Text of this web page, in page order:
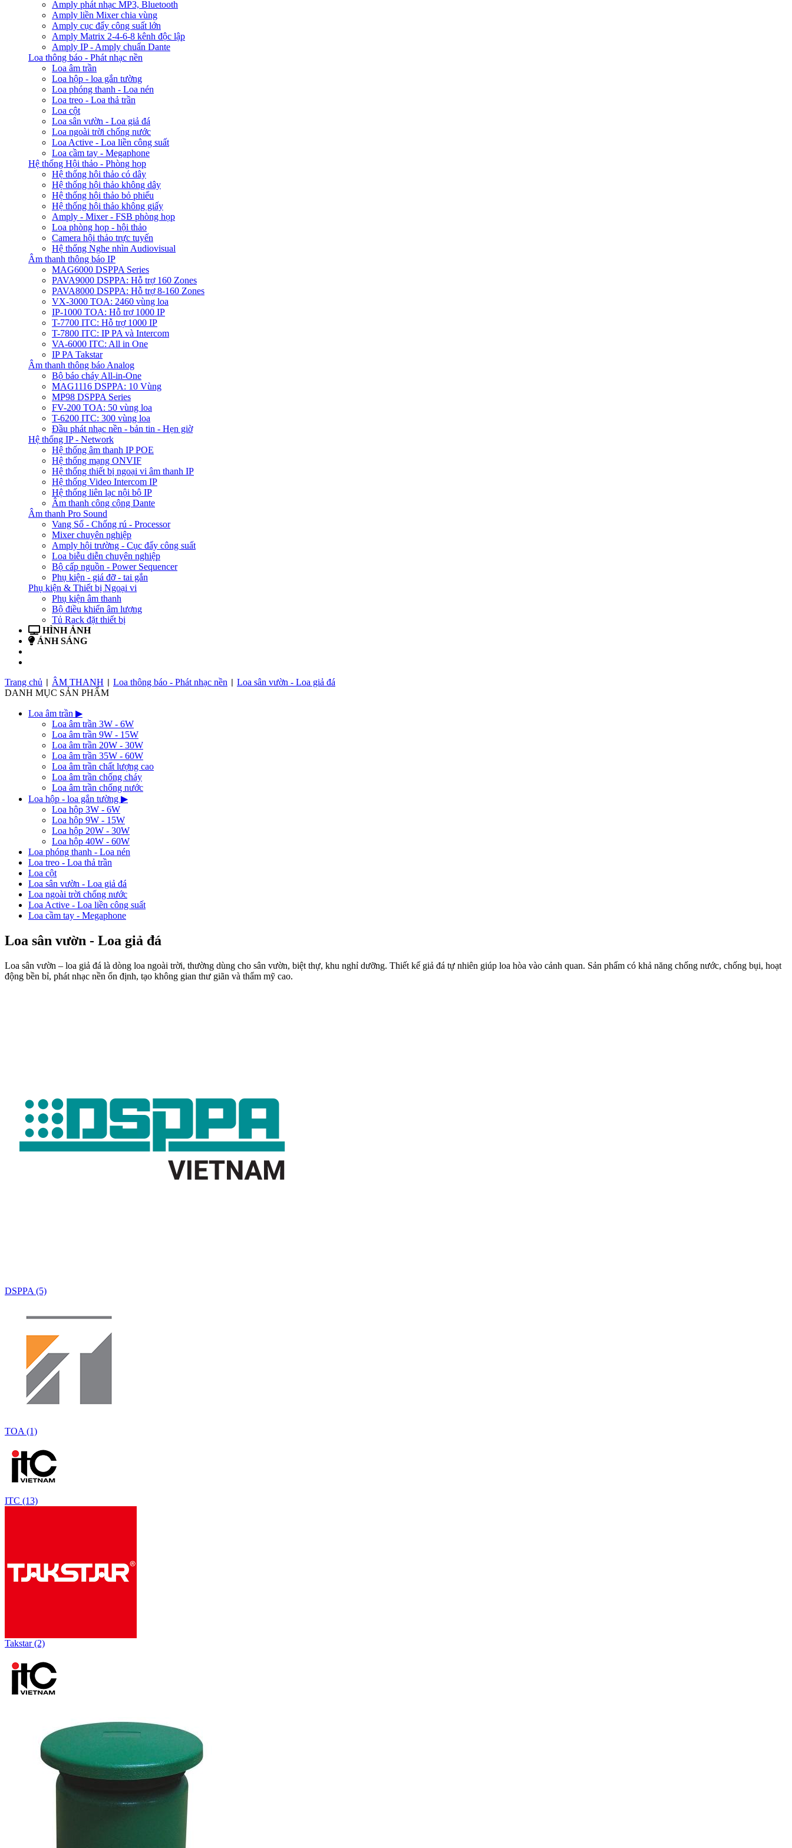
Amply phát nhạc MP3, Bluetooth
Amply liền Mixer chia vùng
Amply cục đẩy công suất lớn
Amply Matrix 2-4-6-8 kênh độc lập
Amply IP - Amply chuẩn Dante
Loa thông báo - Phát nhạc nền
Loa âm trần
Loa hộp - loa gắn tường
Loa phóng thanh - Loa nén
Loa treo - Loa thả trần
Loa cột
Loa sân vườn - Loa giả đá
Loa ngoài trời chống nước
Loa Active - Loa liền công suất
Loa cầm tay - Megaphone
Hệ thống Hội thảo - Phòng họp
Hệ thống hội thảo có dây
Hệ thống hội thảo không dây
Hệ thống hội thảo bỏ phiếu
Hệ thống hội thảo không giấy
Amply - Mixer - FSB phòng họp
Loa phòng họp - hội thảo
Camera hội thảo trực tuyến
Hệ thống Nghe nhìn Audiovisual
Âm thanh thông báo IP
MAG6000 DSPPA Series
PAVA9000 DSPPA: Hỗ trợ 160 Zones
PAVA8000 DSPPA: Hỗ trợ 8-160 Zones
VX-3000 TOA: 2460 vùng loa
IP-1000 TOA: Hỗ trợ 1000 IP
T-7700 ITC: Hỗ trợ 1000 IP
T-7800 ITC: IP PA và Intercom
VA-6000 ITC: All in One
IP PA Takstar
Âm thanh thông báo Analog
Bộ báo cháy All-in-One
MAG1116 DSPPA: 10 Vùng
MP98 DSPPA Series
FV-200 TOA: 50 vùng loa
T-6200 ITC: 300 vùng loa
Đầu phát nhạc nền - bản tin - Hẹn giờ
Hệ thống IP - Network
Hệ thống âm thanh IP POE
Hệ thống mạng ONVIF
Hệ thống thiết bị ngoại vi âm thanh IP
Hệ thống Video Intercom IP
Hệ thống liên lạc nội bộ IP
Âm thanh công cộng Dante
Âm thanh Pro Sound
Vang Số - Chống rú - Processor
Mixer chuyên nghiệp
Amply hội trường - Cục đẩy công suất
Loa biễu diễn chuyên nghiệp
Bộ cấp nguồn - Power Sequencer
Phụ kiện - giá đỡ - tai gắn
Phụ kiện & Thiết bị Ngoại vi
Phụ kiện âm thanh
Bộ điều khiển âm lượng
Tủ Rack đặt thiết bị
HÌNH ẢNH
ÁNH SÁNG
Trang chủ
ÂM THANH Loa thông báo - Phát nhạc nền
Loa sân vườn - Loa giả đá
DANH MỤC SẢN PHẨM
Loa âm trần ▶
Loa âm trần 3W - 6W
Loa âm trần 9W - 15W
Loa âm trần 20W - 30W
Loa âm trần 35W - 60W
Loa âm trần chất lượng cao
Loa âm trần chống cháy
Loa âm trần chống nước
Loa hộp - loa gắn tường ▶
Loa hộp 3W - 6W
Loa hộp 9W - 15W
Loa hộp 20W - 30W
Loa hộp 40W - 60W
Loa phóng thanh - Loa nén
Loa treo - Loa thả trần
Loa cột
Loa sân vườn - Loa giả đá
Loa ngoài trời chống nước
Loa Active - Loa liền công suất
Loa cầm tay - Megaphone
Loa sân vườn - Loa giả đá
Loa sân vườn – loa giả đá là dòng loa ngoài trời, thường dùng cho sân vườn, biệt thự, khu nghỉ dưỡng. Thiết kế giả đá tự nhiên giúp loa hòa vào cảnh quan. Sản phẩm có khả năng chống nước, chống bụi, hoạt
động bền bỉ, phát nhạc nền ổn định, tạo không gian thư giãn và thẩm mỹ cao.
DSPPA (5)
TOA (1)
ITC (13)
Takstar (2)